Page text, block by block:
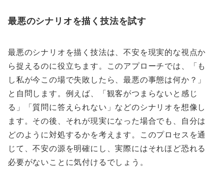
最悪のシナリオを描く技法を試す
最悪のシナリオを描く技法は、不安を現実的な視点か
ら捉えるのに役立ちます。このアプローチでは、「も
し私が今この場で失敗したら、最悪の事態は何か？」
と自問します。例えば、「観客がつまらないと感じ
る」「質問に答えられない」などのシナリオを想像し
ます。その後、それが現実になった場合でも、自分は
どのように対処するかを考えます。このプロセスを通
じて、不安の源を明確にし、実際にはそれほど恐れる
必要がないことに気付けるでしょう。